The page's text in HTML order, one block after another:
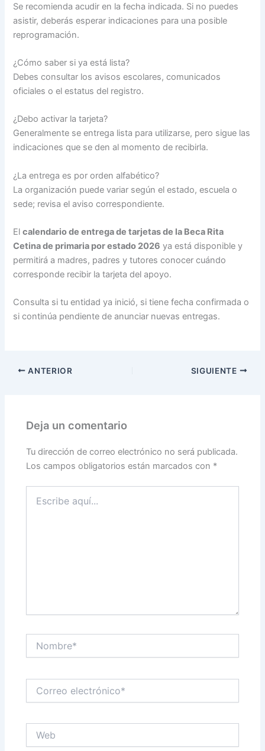
Se recomienda acudir en la fecha indicada. Si no puedes
asistir, deberás esperar indicaciones para una posible
reprogramación.
¿Cómo saber si ya está lista?
Debes consultar los avisos escolares, comunicados
oficiales o el estatus del registro.
¿Debo activar la tarjeta?
Generalmente se entrega lista para utilizarse, pero sigue las
indicaciones que se den al momento de recibirla.
¿La entrega es por orden alfabético?
La organización puede variar según el estado, escuela o
sede; revisa el aviso correspondiente.
Elcalendario de entrega de tarjetas de la Beca Rita
Cetina de primaria por estado 2026 ya está disponible y
permitirá a madres, padres y tutores conocer cuándo
corresponde recibir la tarjeta del apoyo.
Consulta si tu entidad ya inició, si tiene fecha confirmada o
si continúa pendiente de anunciar nuevas entregas.
ANTERIOR SIGUIENTE
Deja un comentario
Tu dirección de correo electrónico no será publicada.
Los campos obligatorios están marcados con *
aquí...
electrónico*